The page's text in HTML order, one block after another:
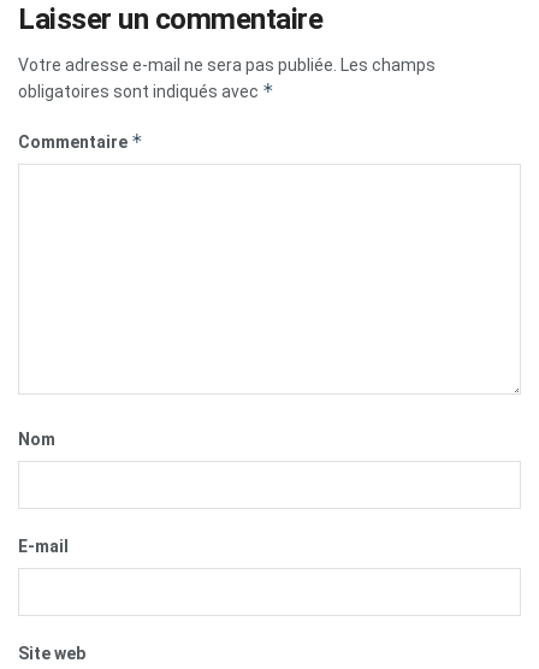
Laisser un commentaire
Votre adresse e-mail ne sera pas publiée. Les champs
obligatoires sont indiqués avec *
Commentaire *
Nom
E-mail
Site web